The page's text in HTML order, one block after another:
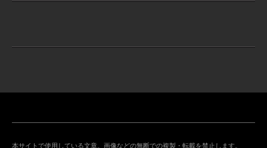
本サイトで使用している文章。画像などの無断での複製・転載を禁止します。